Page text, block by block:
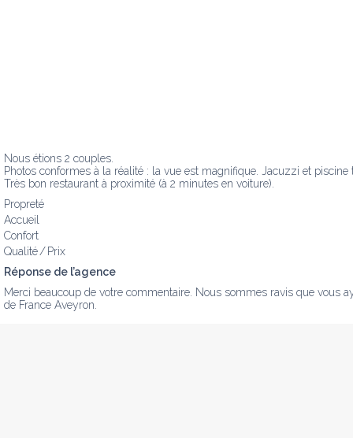
Nous étions 2 couples.
Photos conformes à la réalité : la vue est magnifique. Jacuzzi et
Très bon restaurant à proximité (à 2 minutes en voiture).
Propreté
Accueil
Confort
Qualité / Prix
Réponse de l’agence
Merci beaucoup de votre commentaire. Nous sommes ravis que vous
de France Aveyron.